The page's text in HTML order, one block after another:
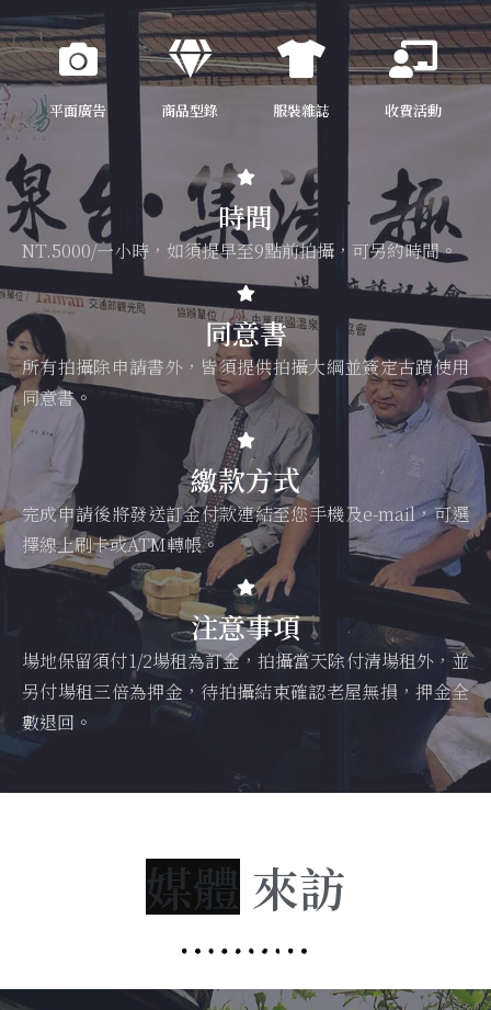
平面廣告 商品型錄 服裝雜誌 收費活動
時間
NT.5000/一小時，如須提早至9點前拍攝，可另約時間。
同意書
所有拍攝除申請書外，皆須提供拍攝大綱並簽定古蹟使用
同意書。
繳款方式
完成申請後將發送訂金付款連結至您手機及e-mail，可選
擇線上刷卡或ATM轉帳。
注意事項
場地保留須付1/2場租為訂金，拍攝當天除付清場租外，並
另付場租三倍為押金，待拍攝結束確認老屋無損，押金全
數退回。
來訪